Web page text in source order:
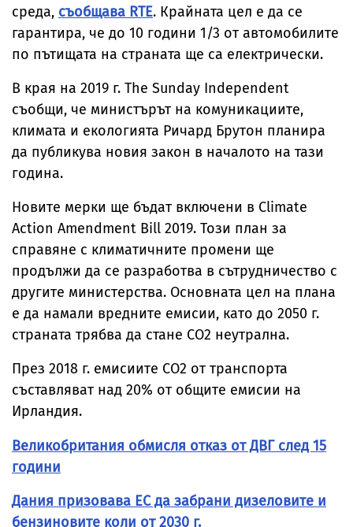
среда, съобщава RTE. Крайната цел е да се
гарантира, че до 10 години 1/3 от автомобилите
по пътищата на страната ще са електрически.
В края на 2019 г. The Sunday Independent
съобщи, че министърът на комуникациите,
климата и екологията Ричард Брутон планира
да публикува новия закон в началото на тази
година.
Новите мерки ще бъдат включени в Climate
Action Amendment Bill 2019. Този план за
справяне с климатичните промени ще
продължи да се разработва в сътрудничество с
другите министерства. Основната цел на плана
е да намали вредните емисии, като до 2050 г.
страната трябва да стане СО2 неутрална.
През 2018 г. емисиите СО2 от транспорта
съставляват над 20% от общите емисии на
Ирландия.
Великобритания обмисля отказ от ДВГ след 15
години
Дания призовава ЕС да забрани дизеловите и
бензиновите коли от 2030 г.